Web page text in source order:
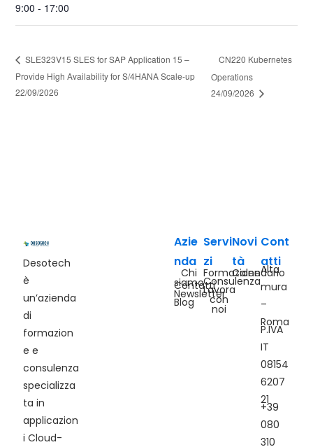
9:00 - 17:00
SLE323V15 SLES for SAP Application 15 –
Provide High Availability for S/4HANA Scale-up
22/09/2026
CN220 Kubernetes
Operations
24/09/2026
Desotech
è
un’azienda
di
formazion
e e
consulenza
specializza
ta in
applicazion
i Cloud-
Azie
nda
Chi
siamo
Contatti
Newsletter
Blog
Servi
zi
Formazione
Consulenza
Lavora
con
noi
Novi
tà
Calendario
Cont
atti
Alta
mura
–
Roma
P.IVA
IT
08154
6207
21
+39
080
310